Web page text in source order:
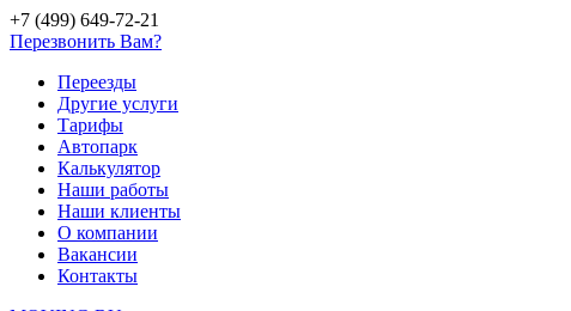
+7 (499) 649-72-21
Перезвонить Вам?
Переезды
Другие услуги
Тарифы
Автопарк
Калькулятор
Наши работы
Наши клиенты
О компании
Вакансии
Контакты